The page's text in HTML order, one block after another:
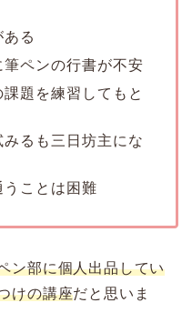
る
ペンの行書が不安
題を練習してもと
るも三日坊主にな
ことは困難
ン部に個人出品してい
けの講座だと思いま